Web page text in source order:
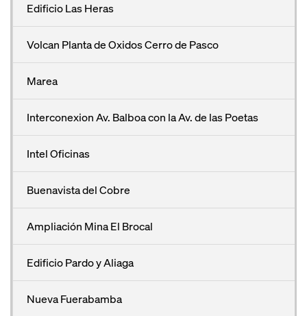
Edificio Las Heras
Volcan Planta de Oxidos Cerro de Pasco
Marea
Interconexion Av. Balboa con la Av. de las Poetas
Intel Oficinas
Buenavista del Cobre
Ampliación Mina El Brocal
Edificio Pardo y Aliaga
Nueva Fuerabamba